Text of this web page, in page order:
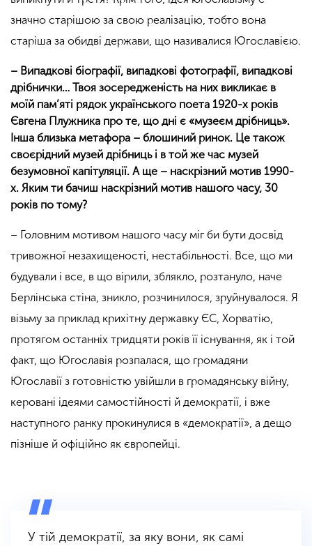
значно старішою за свою реалізацію, тобто вона
старіша за обидві держави, що називалися Югославією.
– Випадкові біографії, випадкові фотографії, випадкові
дрібнички… Твоя зосередженість на них викликає в
моїй пам’яті рядок українського поета 1920-х років
Євгена Плужника про те, що дні є «музеєм дрібниць».
Інша близька метафора – блошиний ринок. Це також
своєрідний музей дрібниць і в той же час музей
безумовної капітуляції. А ще – наскрізний мотив 1990-
х. Яким ти бачиш наскрізний мотив нашого часу, 30
років по тому?
– Головним мотивом нашого часу міг би бути досвід
тривожної незахищеності, нестабільності. Все, що ми
будували і все, в що вірили, зблякло, розтануло, наче
Берлінська стіна, зникло, розчинилося, зруйнувалося. Я
візьму за приклад крихітну державку ЄС, Хорватію,
протягом останніх тридцяти років її існування, як і той
факт, що Югославія розпалася, що громадяни
Югославії з готовністю увійшли в громадянську війну,
керовані ідеями самостійності й демократії, і вже
наступного ранку прокинулися в «демократії», а дещо
пізніше й офіційно як європейці.
У тій демократії, за яку вони, як самі